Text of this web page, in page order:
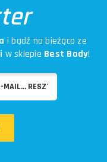
i bądź na bieżąco ze
w sklepie Best Body!